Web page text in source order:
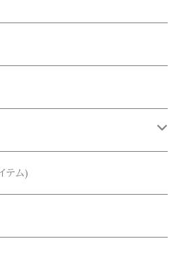
ム)
ーバーデザイン)
ァクトリー)
ップ
テム)